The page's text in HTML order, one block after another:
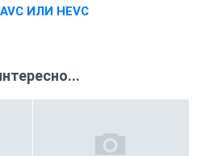
ИЛИ HEVC